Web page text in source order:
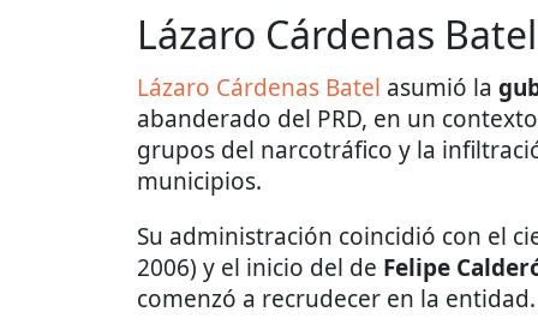
Lázaro Cárdenas
Lázaro Cárdenas Batel asumió la
abanderado del PRD, en un
grupos del narcotráfico y la
municipios.
Su administración coincidió con el
2006) y el inicio del de Felipe
comenzó a recrudecer en la entidad.